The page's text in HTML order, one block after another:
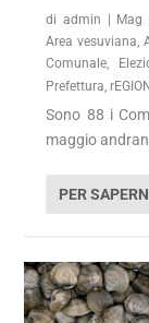
diadmin Mag
Area vesuviana,
Comunale,
Prefettura,
Sono 88 i
maggio
PER